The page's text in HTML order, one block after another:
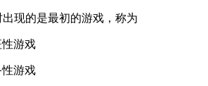
现的是最初的游戏，称为
游戏
游戏